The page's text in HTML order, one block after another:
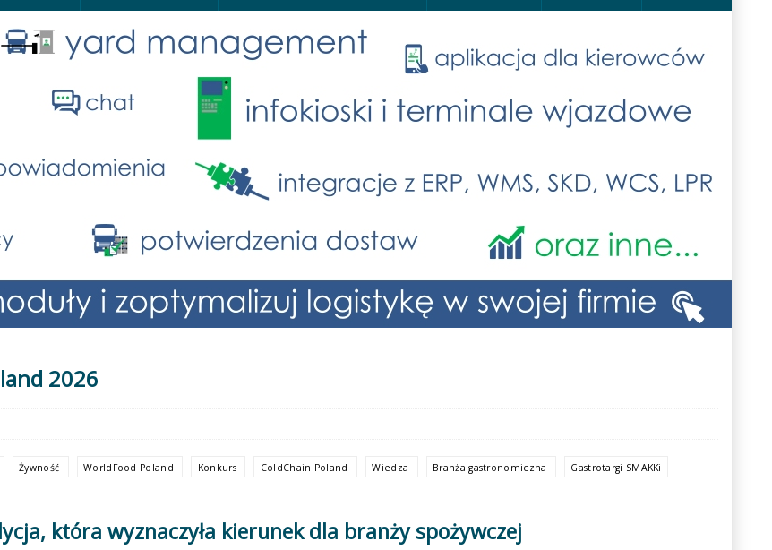
2026
Żywność WorldFood Poland Konkurs ColdChain Poland Wiedza Branża gastronomiczna
Gastrotargi SMAKKi
która wyznaczyła kierunek dla branży spożywczej